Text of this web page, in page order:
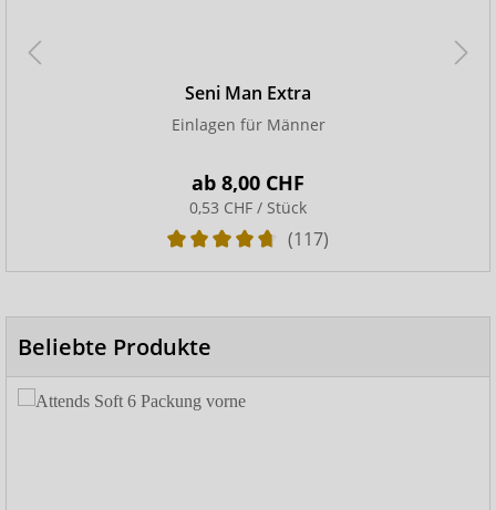
Seni Man Extra
Einlagen für Männer
ab 8,00 CHF
0,53 CHF / Stück
(117)
Beliebte Produkte